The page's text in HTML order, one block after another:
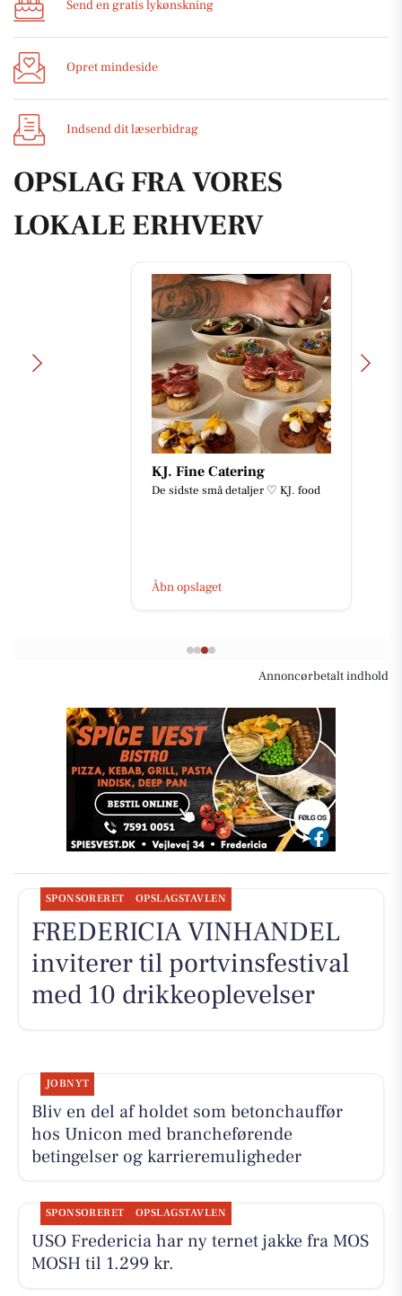
Send en gratis lykønskning
Opret mindeside
Indsend dit læserbidrag
OPSLAG FRA VORES
LOKALE ERHVERV
KJ. Fine Catering
De sidste små detaljer ♡ KJ. food
Åbn opslaget
Annoncørbetalt indhold
SPONSORERET OPSLAGSTAVLEN
FREDERICIA VINHANDEL
inviterer til portvinsfestival
med 10 drikkeoplevelser
JOBNYT
Bliv en del af holdet som betonchauffør
hos Unicon med brancheførende
betingelser og karrieremuligheder
SPONSORERET OPSLAGSTAVLEN
USO Fredericia har ny ternet jakke fra MOS
MOSH til 1.299 kr.